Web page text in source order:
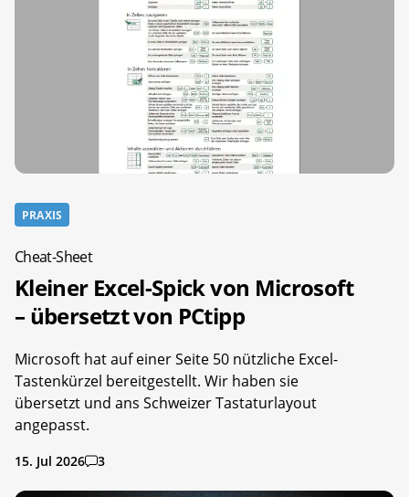
PRAXIS
Cheat-Sheet
Kleiner Excel-Spick von Microsoft
– übersetzt von PCtipp
Microsoft hat auf einer Seite 50 nützliche Excel-
Tastenkürzel bereitgestellt. Wir haben sie
übersetzt und ans Schweizer Tastaturlayout
angepasst.
15. Jul 2026 3